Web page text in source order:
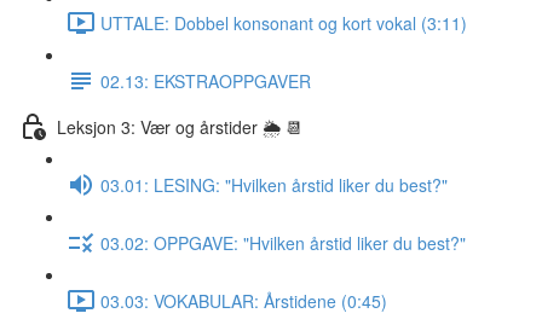
UTTALE: Dobbel konsonant og kort vokal (3:11)
02.13: EKSTRAOPPGAVER
Leksjon 3: Vær og årstider 🌦 📆
03.01: LESING: "Hvilken årstid liker du best?"
03.02: OPPGAVE: "Hvilken årstid liker du best?"
03.03: VOKABULAR: Årstidene (0:45)